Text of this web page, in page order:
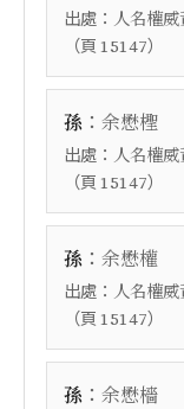
出處： 人名權威
（頁 15147）
孫 ： 余懋檉
出處： 人名權威
（頁 15147）
孫 ： 余懋權
出處： 人名權威
（頁 15147）
孫 ： 余懋檣